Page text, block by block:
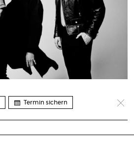
Termin sichern